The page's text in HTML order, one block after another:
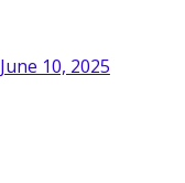
June 10, 2025